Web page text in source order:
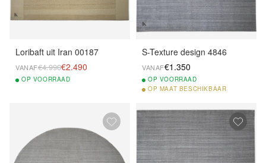
Loribaft uit Iran 00187
VANAF€4.990€2.490
OP VOORRAAD
S-Texture design 4846
VANAF€1.350
OP VOORRAAD
OP MAAT BESCHIKBAAR